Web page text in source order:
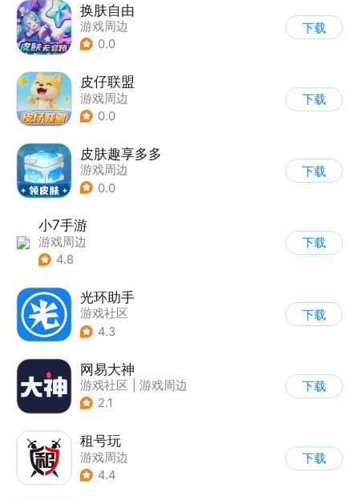
换肤自由
游戏周边
0.0
下载
皮仔联盟
游戏周边
0.0
下载
皮肤趣享多多
游戏周边
0.0
下载
小7手游
游戏周边
4.8
下载
光环助手
游戏社区
4.3
下载
网易大神
游戏社区
游戏周边
2.1
下载
租号玩
游戏周边
4.4
下载